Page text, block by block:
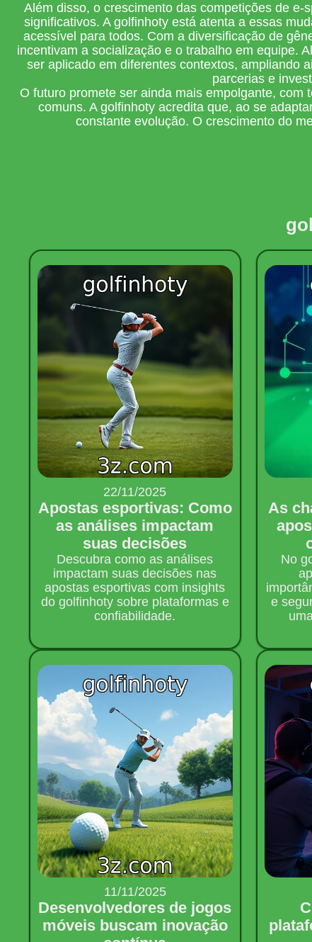
Além disso, o crescimento das competições de
significativos. A golfinhoty está atenta a essas
acessível para todos. Com a diversificação de
incentivam a socialização e o trabalho em equipe.
ser aplicado em diferentes contextos, ampliando
parcerias e
O futuro promete ser ainda mais empolgante,
comuns. A golfinhoty acredita que, ao se
constante evolução. O crescimento do
22/11/2025
Apostas esportivas: Como
as análises impactam
suas decisões
Descubra como as análises
impactam suas decisões nas
apostas esportivas com insights
do golfinhoty sobre plataformas e
confiabilidade.
As
No
e
11/11/2025
Desenvolvedores de jogos
móveis buscam inovação